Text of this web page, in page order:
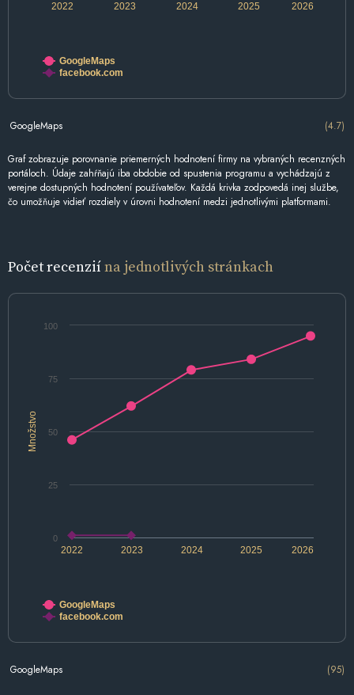
2022 2024 2026
2023 2025
GoogleMaps
facebook.com
GoogleMaps (4.7)
Graf zobrazuje porovnanie priemerných hodnotení firmy na vybraných recenzných
portáloch. Údaje zahŕňajú iba obdobie od spustenia programu a vychádzajú z
verejne dostupných hodnotení používateľov. Každá krivka zodpovedá inej službe,
čo umožňuje vidieť rozdiely v úrovni hodnotení medzi jednotlivými platformami.
Počet recenziína jednotlivých stránkach
Množstvo
2022 2024 2026
2023 2025
0
100
25
50
75
GoogleMaps
facebook.com
GoogleMaps (95)